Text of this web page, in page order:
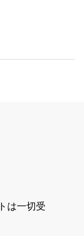
は一切受